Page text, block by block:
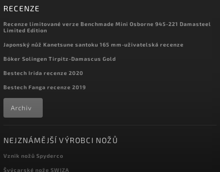
RECENZE
Recenze limitované verze Benchmade Mini Osborne 945-221 Damasteel
Limited Edition
Japonský nůž Kanetsune santoku 165 mm-uživatelská recenze
Böker Solingen Tirpitz-Damascus Gold
Bestech Irida recenze 2020
Bestech Fanga recenze 2019
Archiv
NEJZNÁMĚJŠÍ VÝROBCI NOŽŮ
Vznik nožů Spyderco
Švýcarské nože SWIZA